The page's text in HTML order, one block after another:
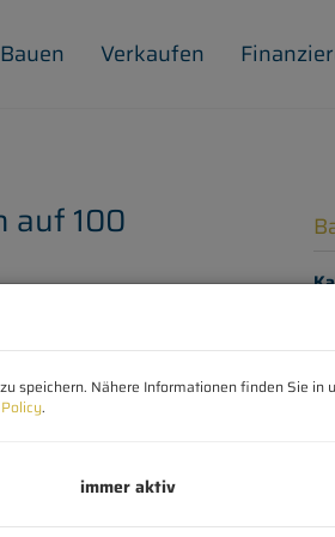
Bauen Verkaufen
auf 100
speichern. Nähere Informationen finden Sie in
.
immer aktiv